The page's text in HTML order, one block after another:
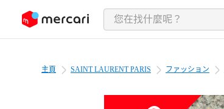
至內容
主頁 SAINT LAURENT PARIS ファッション